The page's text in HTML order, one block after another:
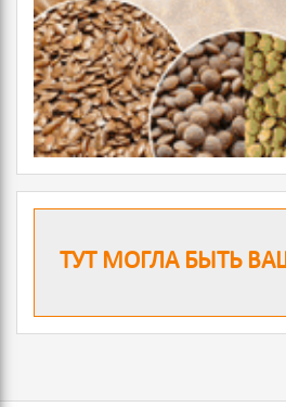
ТУТ МОГЛА БЫТЬ